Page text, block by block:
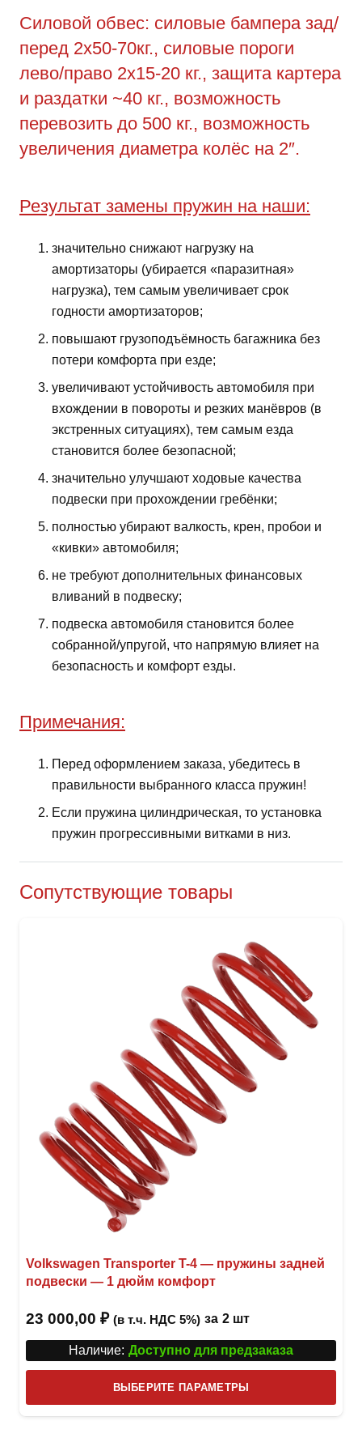
Силовой обвес: силовые бампера зад/
перед 2х50-70кг., силовые пороги
лево/право 2х15-20 кг., защита картера
и раздатки ~40 кг., возможность
перевозить до 500 кг., возможность
увеличения диаметра колёс на 2″.
Результат замены пружин на наши:
значительно снижают нагрузку на
амортизаторы (убирается «паразитная»
нагрузка), тем самым увеличивает срок
годности амортизаторов;
повышают грузоподъёмность багажника без
потери комфорта при езде;
увеличивают устойчивость автомобиля при
вхождении в повороты и резких манёвров (в
экстренных ситуациях), тем самым езда
становится более безопасной;
значительно улучшают ходовые качества
подвески при прохождении гребёнки;
полностью убирают валкость, крен, пробои и
«кивки» автомобиля;
не требуют дополнительных финансовых
вливаний в подвеску;
подвеска автомобиля становится более
собранной/упругой, что напрямую влияет на
безопасность и комфорт езды.
Примечания:
Перед оформлением заказа, убедитесь в
правильности выбранного класса пружин!
Если пружина цилиндрическая, то установка
пружин прогрессивными витками в низ.
Сопутствующие товары
Volkswagen Transporter T-4 — пружины задней
подвески — 1 дюйм комфорт
23 000,00 ₽ (в т.ч. НДС 5%) за 2 шт
Наличие: Доступно для предзаказа
ВЫБЕРИТЕ ПАРАМЕТРЫ
товар